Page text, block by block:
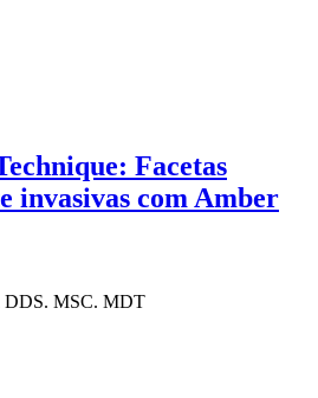
Facetas
invasivas com Amber
DDS. MSC. MDT